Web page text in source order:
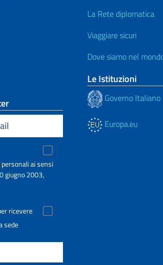
ai sensi
giugno 2003,
ricevere
sede
La Rete diplomatica
Viaggiare sicuri
Dove siamo nel
Le Istituzioni
Governo Italiano
Europa.eu